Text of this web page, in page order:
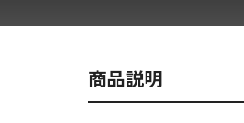
商品説明